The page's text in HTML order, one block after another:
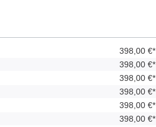
398,00 €*
398,00 €*
398,00 €*
398,00 €*
398,00 €*
398,00 €*